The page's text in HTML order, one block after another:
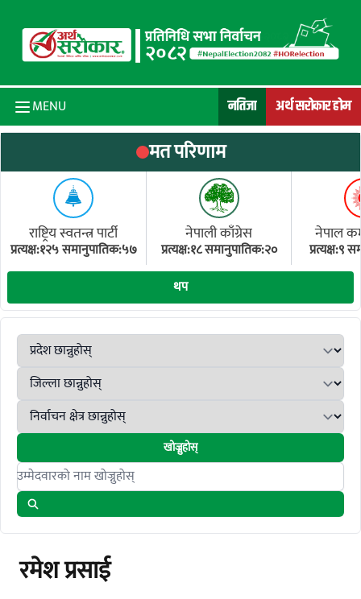
MENU नतिजा अर्थ सरोकार होम
मत परिणाम
राष्ट्रिय स्वतन्त्र पार्टी
प्रत्यक्ष:१२५ समानुपातिक:५७
नेपाली काँग्रेस
प्रत्यक्ष:१८ समानुपातिक:२०
नेपाल
प्रत्यक्ष:९
थप
खोज्नुहोस्
Search candidates
रमेश प्रसाई